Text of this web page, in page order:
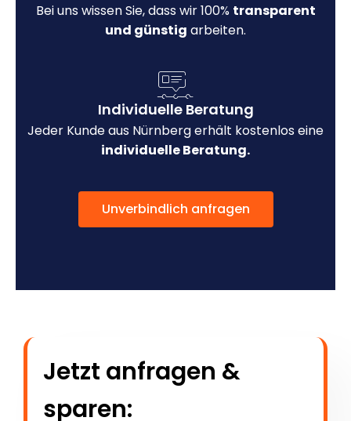
Bei uns wissen Sie, dass wir 100% transparent
und günstig arbeiten.
Individuelle Beratung
Jeder Kunde aus Nürnberg erhält kostenlos eine
individuelle Beratung.
Unverbindlich anfragen
Jetzt anfragen &
sparen: